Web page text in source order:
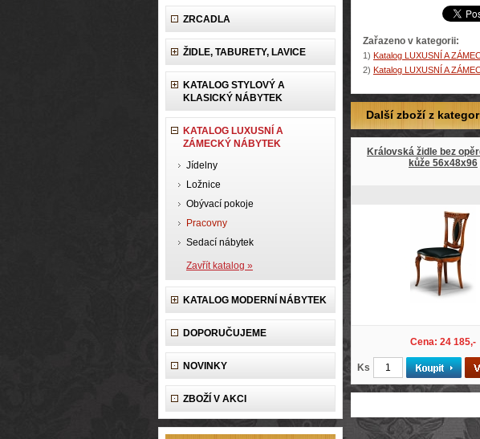
ZRCADLA
ŽIDLE, TABURETY, LAVICE
KATALOG STYLOVÝ A
KLASICKÝ NÁBYTEK
KATALOG LUXUSNÍ A
ZÁMECKÝ NÁBYTEK
Jídelny
Ložnice
Obývací pokoje
Pracovny
Sedací nábytek
Zavřít katalog »
KATALOG MODERNÍ NÁBYTEK
DOPORUČUJEME
NOVINKY
ZBOŽÍ V AKCI
Zařazeno v kategorii:
1) Katalog LUXUSNÍ A
2) Katalog LUXUSNÍ A
Další zboží z
Královská židle bez
kůže 56x48x96
Cena: 24 185,-
Ks